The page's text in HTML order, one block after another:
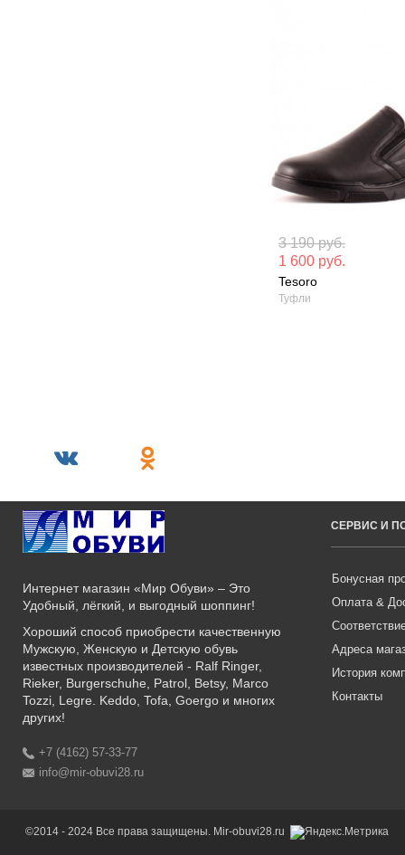
3 190 руб.
1 600 руб.
Tesoro
Туфли
Материал
кожа
Сезон:
Интернет магазин «Мир Обуви» – Это
Удобный, лёгкий, и выгодный шоппинг!
Хороший способ приобрести качественную
Мужскую, Женскую и Детскую обувь
известных производителей - Ralf Ringer,
Rieker, Burgerschuhe, Patrol, Betsy, Marco
Tozzi, Legre. Keddo, Tofa, Goergo и многих
других!
+7 (4162) 57-33-77
info@mir-obuvi28.ru
СЕРВИС И
Бонусная
Оплата &
Адреса
История
Контакты
©2014 - 2024 Все права защищены. Mir-obuvi28.ru